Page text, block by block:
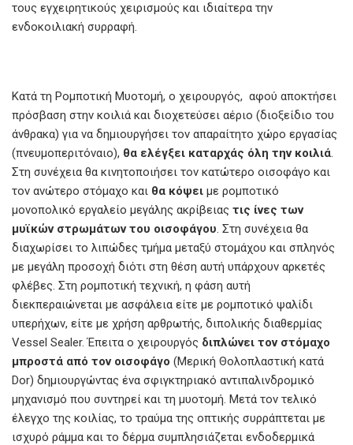
τους εγχειρητικούς χειρισμούς και ιδιαίτερα την
ενδοκοιλιακή συρραφή.
Κατά τη Ρομποτική Μυοτομή, ο χειρουργός, αφού αποκτήσει
πρόσβαση στην κοιλιά και διοχετεύσει αέριο (διοξείδιο του
άνθρακα) για να δημιουργήσει τον απαραίτητο χώρο εργασίας
(πνευμοπεριτόναιο), θα ελέγξει καταρχάς όλη την κοιλιά.
Στη συνέχεια θα κινητοποιήσει τον κατώτερο οισοφάγο και
τον ανώτερο στόμαχο και θα κόψει με ρομποτικό
μονοπολικό εργαλείο μεγάλης ακρίβειας τις ίνες των
μυϊκών στρωμάτων του οισοφάγου. Στη συνέχεια θα
διαχωρίσει το λιπώδες τμήμα μεταξύ στομάχου και σπληνός
με μεγάλη προσοχή διότι στη θέση αυτή υπάρχουν αρκετές
φλέβες. Στη ρομποτική τεχνική, η φάση αυτή
διεκπεραιώνεται με ασφάλεια είτε με ρομποτικό ψαλίδι
υπερήχων, είτε με χρήση αρθρωτής, διπολικής διαθερμίας
Vessel Sealer. Έπειτα ο χειρουργός διπλώνει τον στόμαχο
μπροστά από τον οισοφάγο (Μερική Θολοπλαστική κατά
Dor) δημιουργώντας ένα σφιγκτηριακό αντιπαλινδρομικό
μηχανισμό που συντηρεί και τη μυοτομή. Μετά τον τελικό
έλεγχο της κοιλίας, τo τραύμα της οπτικής συρράπτεται με
ισχυρό ράμμα και το δέρμα συμπλησιάζεται ενδοδερμικά